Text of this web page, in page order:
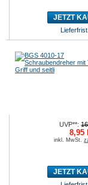
JETZT
UVP**:
8,95
inkl. MwSt.
JETZT